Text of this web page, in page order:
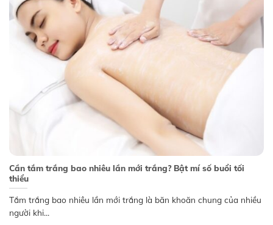
Cần tắm trắng bao nhiêu lần mới trắng? Bật mí số buổi tối
thiểu
Tắm trắng bao nhiêu lần mới trắng là băn khoăn chung của nhiều
người khi...